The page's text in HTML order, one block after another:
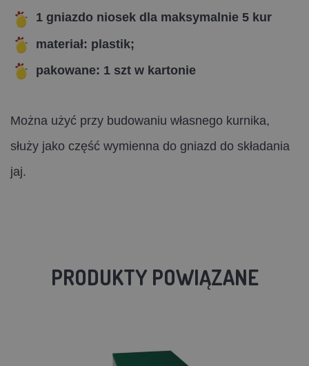
1 gniazdo niosek dla maksymalnie 5 kur
materiał: plastik;
pakowane: 1 szt w kartonie
Można użyć przy budowaniu własnego kurnika,
służy jako część wymienna do gniazd do składania
jaj.
PRODUKTY POWIĄZANE